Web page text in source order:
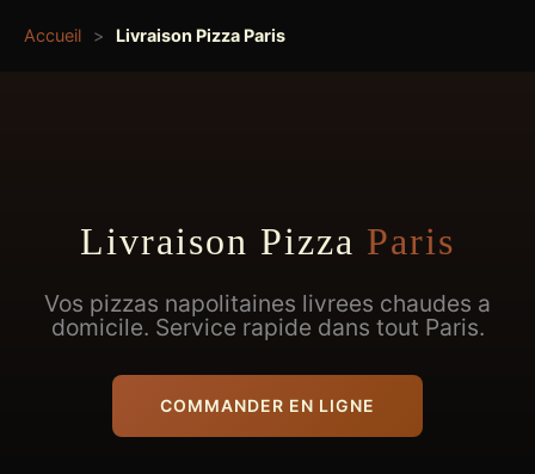
Accueil > Livraison Pizza Paris
Livraison Pizza Paris
Vos pizzas napolitaines livrees chaudes a
domicile. Service rapide dans tout Paris.
COMMANDER EN LIGNE